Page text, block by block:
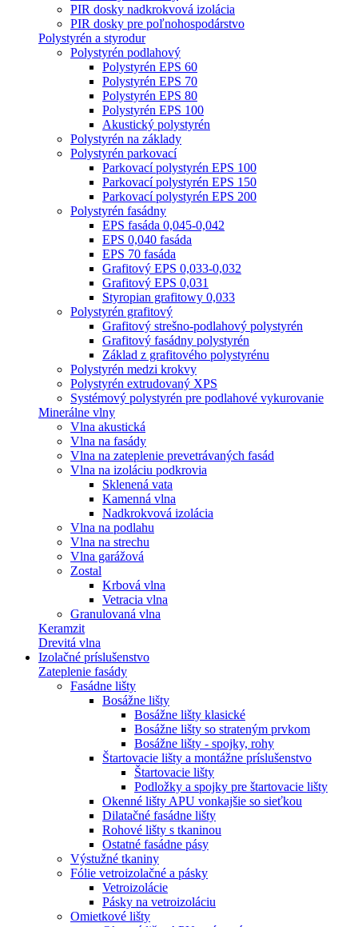
PIR dosky nadkrokvová izolácia
PIR dosky pre poľnohospodárstvo
Polystyrén a styrodur
Polystyrén podlahový
Polystyrén EPS 60
Polystyrén EPS 70
Polystyrén EPS 80
Polystyrén EPS 100
Akustický polystyrén
Polystyrén na základy
Polystyrén parkovací
Parkovací polystyrén EPS 100
Parkovací polystyrén EPS 150
Parkovací polystyrén EPS 200
Polystyrén fasádny
EPS fasáda 0,045-0,042
EPS 0,040 fasáda
EPS 70 fasáda
Grafitový EPS 0,033-0,032
Grafitový EPS 0,031
Styropian grafitowy 0,033
Polystyrén grafitový
Grafitový strešno-podlahový polystyrén
Grafitový fasádny polystyrén
Základ z grafitového polystyrénu
Polystyrén medzi krokvy
Polystyrén extrudovaný XPS
Systémový polystyrén pre podlahové vykurovanie
Minerálne vlny
Vlna akustická
Vlna na fasády
Vlna na zateplenie prevetrávaných fasád
Vlna na izoláciu podkrovia
Sklenená vata
Kamenná vlna
Nadkrokvová izolácia
Vlna na podlahu
Vlna na strechu
Vlna garážová
Zostal
Krbová vlna
Vetracia vlna
Granulovaná vlna
Keramzit
Drevitá vlna
Izolačné príslušenstvo
Zateplenie fasády
Fasádne lišty
Bosážne lišty
Bosážne lišty klasické
Bosážne lišty so strateným prvkom
Bosážne lišty - spojky, rohy
Štartovacie lišty a montážne príslušenstvo
Štartovacie lišty
Podložky a spojky pre štartovacie lišty
Okenné lišty APU vonkajšie so sieťkou
Dilatačné fasádne lišty
Rohové lišty s tkaninou
Ostatné fasádne pásy
Výstužné tkaniny
Fólie vetroizolačné a pásky
Vetroizolácie
Pásky na vetroizoláciu
Omietkové lišty